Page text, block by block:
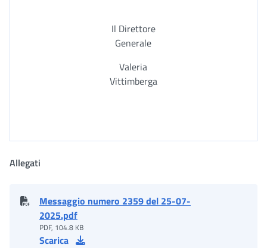
Il Direttore
Generale
Valeria
Vittimberga
Allegati
Messaggio numero 2359 del 25-07-
2025.pdf
PDF, 104.8 KB
Scarica